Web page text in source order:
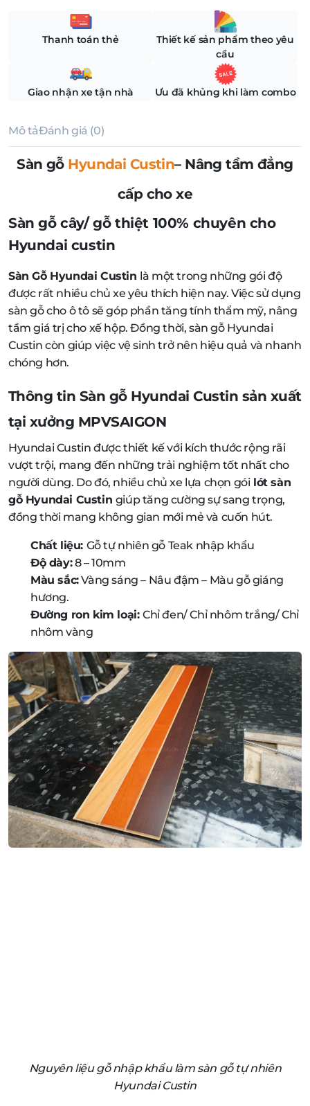
Thanh toán thẻ
Thiết kế sản phẩm theo yêu
cầu
Giao nhận xe tận nhà Ưu đã khủng khi làm combo
Mô tảĐánh giá (0)
Sàn gỗ Hyundai Custin– Nâng tầm đẳng
cấp cho xe
Sàn gỗ cây/ gỗ thiệt 100% chuyên cho
Hyundai custin
Sàn Gỗ Hyundai Custin là một trong những gói độ
được rất nhiều chủ xe yêu thích hiện nay. Việc sử dụng
sàn gỗ cho ô tô sẽ góp phần tăng tính thẩm mỹ, nâng
tầm giá trị cho xế hộp. Đồng thời, sàn gỗ Hyundai
Custin còn giúp việc vệ sinh trở nên hiệu quả và nhanh
chóng hơn.
Thông tin Sàn gỗ Hyundai Custin sản xuất
tại xưởng MPVSAIGON
Hyundai Custin được thiết kế với kích thước rộng rãi
vượt trội, mang đến những trải nghiệm tốt nhất cho
người dùng. Do đó, nhiều chủ xe lựa chọn góilót sàn
gỗ Hyundai Custin giúp tăng cường sự sang trọng,
đồng thời mang không gian mới mẻ và cuốn hút.
Chất liệu: Gỗ tự nhiên gỗ Teak nhập khẩu
Độ dày:8 – 10mm
Màu sắc:Vàng sáng – Nâu đậm – Màu gỗ giáng
hương.
Đường ron kim loại:Chỉ đen/ Chỉ nhôm trắng/ Chỉ
nhôm vàng
Nguyên liệu gỗ nhập khẩu làm sàn gỗ tự nhiên
Hyundai Custin